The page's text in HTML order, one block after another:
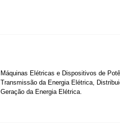
Máquinas Elétricas e Dispositivos de
Transmissão da Energia Elétrica,
Geração da Energia Elétrica.